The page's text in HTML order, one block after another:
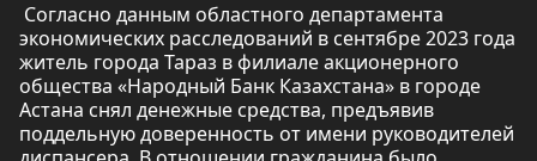
Согласно данным областного департамента
экономических расследований в сентябре 2023 года
житель города Тараз в филиале акционерного
общества «Народный Банк Казахстана» в городе
Астана снял денежные средства, предъявив
поддельную доверенность от имени руководителей